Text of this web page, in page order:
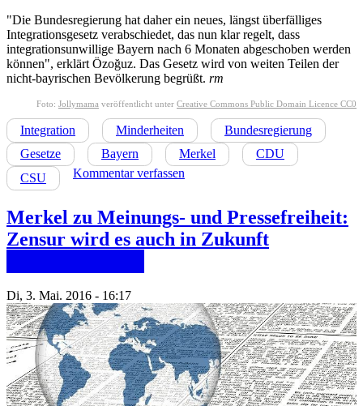
"Die Bundesregierung hat daher ein neues, längst überfälliges
Integrationsgesetz verabschiedet, das nun klar regelt, dass
integrationsunwillige Bayern nach 6 Monaten abgeschoben werden
können", erklärt Özoğuz. Das Gesetz wird von weiten Teilen der
nicht-bayrischen Bevölkerung begrüßt. rm
Foto: Jollymama veröffentlicht unter Creative Commons Public Domain Licence CC0
Integration Minderheiten
Bundesregierung
Gesetze
Bayern Merkel
CDU
CSU
Kommentar verfassen
Merkel zu Meinungs- und Pressefreiheit:
Zensur wird es auch in Zukunft
Di, 3. Mai. 2016 - 16:17